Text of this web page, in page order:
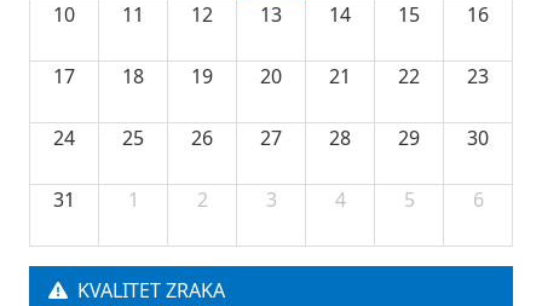
10 11 12 13 14 15 16
17 18 19 20 21 22 23
24 25 26 27 28 29 30
31 1 2 3 4 5 6
KVALITET ZRAKA